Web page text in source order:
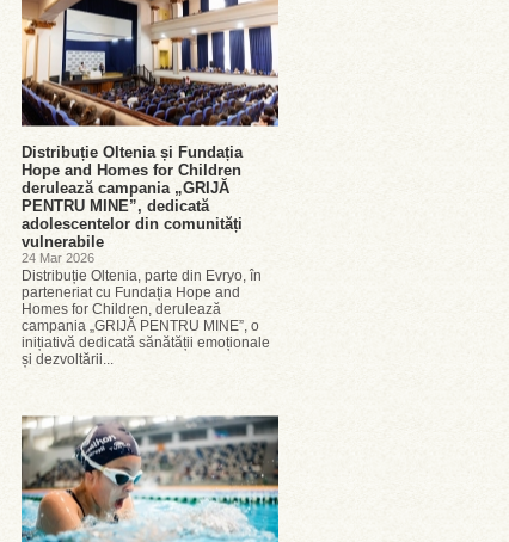
Distribuție Oltenia și Fundația
Hope and Homes for Children
derulează campania „GRIJĂ
PENTRU MINE”, dedicată
adolescentelor din comunități
vulnerabile
24 Mar 2026
Distribuție Oltenia, parte din Evryo, în
parteneriat cu Fundația Hope and
Homes for Children, derulează
campania „GRIJĂ PENTRU MINE”, o
inițiativă dedicată sănătății emoționale
și dezvoltării...